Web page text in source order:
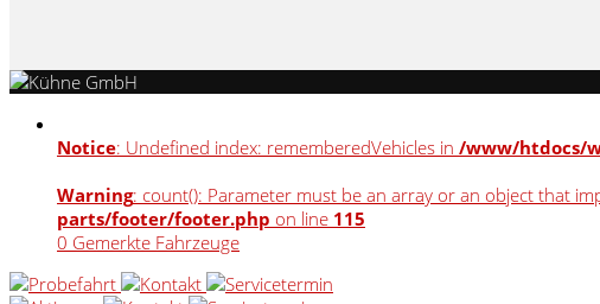
Notice: Undefined index: rememberedVehicles in /www/htdocs/
Warning: count(): Parameter must be an array or an object that
parts/footer/footer.php on line 115
0 Gemerkte Fahrzeuge